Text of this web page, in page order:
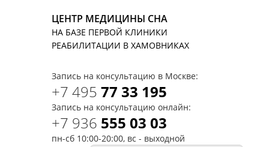
ЦЕНТР МЕДИЦИНЫ СНА
НА БАЗЕ ПЕРВОЙ КЛИНИКИ
РЕАБИЛИТАЦИИ В ХАМОВНИКАХ
Запись на консультацию в Москве:
+7 495 77 33 195
Запись на консультацию онлайн:
+7 936 555 03 03
пн-сб 10:00-20:00, вс - выходной